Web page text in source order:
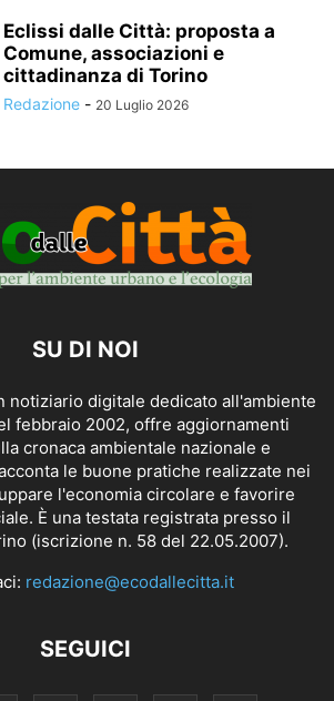
Eclissi dalle Città: proposta a
Comune, associazioni e
cittadinanza di Torino
Redazione - 20 Luglio 2026
SU DI NOI
notiziario digitale dedicato all'ambiente
febbraio 2002, offre aggiornamenti
cronaca ambientale nazionale e
le buone pratiche realizzate nei
l'economia circolare e favorire
È una testata registrata presso il
(iscrizione n. 58 del 22.05.2007).
redazione@ecodallecitta.it
SEGUICI